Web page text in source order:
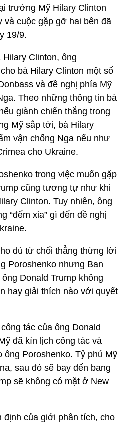
trưởng Mỹ Hilary Clinton
và cuộc gặp gỡ hai bên đã
19/9.
Clinton, ông
bà Hilary Clinton một số
và đề nghị phía Mỹ
Theo những thông tin bà
giành chiến thắng trong
Mỹ sắp tới, bà Hilary
vận chống Nga nếu như
cho Ukraine.
trong việc muốn gặp
cũng tương tự như khi
Clinton. Tuy nhiên, ông
“đếm xỉa” gì đến đề nghị
dù từ chối thẳng thừng lời
Poroshenko nhưng Ban
Donald Trump không
hay giải thích nào với quyết
tác của ông Donald
đã kín lịch công tác và
ông Poroshenko. Tỷ phú Mỹ
sau đó sẽ bay đến bang
sẽ không có mặt ở New
định của giới phân tích, cho